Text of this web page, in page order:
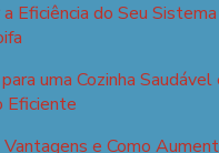
Eficiência do Seu
uma Cozinha Saudável
Eficiente
e Como